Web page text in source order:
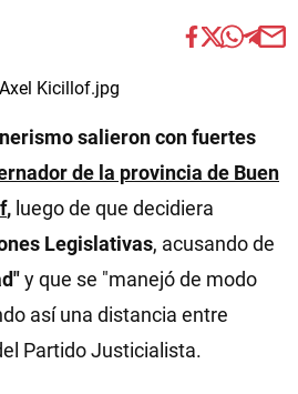
salieron con fuertes
de la provincia de Buen
, luego de que decidiera
Legislativas, acusando de
y que se "manejó de modo
así una distancia entre
Partido Justicialista.